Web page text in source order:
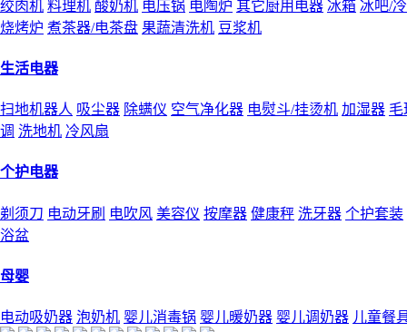
绞肉机 料理机 酸奶机 电压锅 电陶炉 其它厨用电器 冰箱 冰吧/
烧烤炉 煮茶器/电茶盘 果蔬清洗机 豆浆机
生活电器
扫地机器人 吸尘器 除螨仪 空气净化器 电熨斗/挂烫机 加湿器 毛
调 洗地机 冷风扇
个护电器
剃须刀 电动牙刷 电吹风 美容仪 按摩器 健康秤 洗牙器 个护套装
浴盆
母婴
电动吸奶器 泡奶机 婴儿消毒锅 婴儿暖奶器 婴儿调奶器 儿童餐